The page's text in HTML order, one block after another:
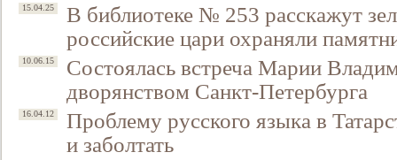
15.04.25
В библиотеке № 253 расскажут
российские цари охраняли
10.06.15
Состоялась встреча Марии
дворянством Санкт-Петербурга
16.04.12
Проблему русского языка в
и заболтать